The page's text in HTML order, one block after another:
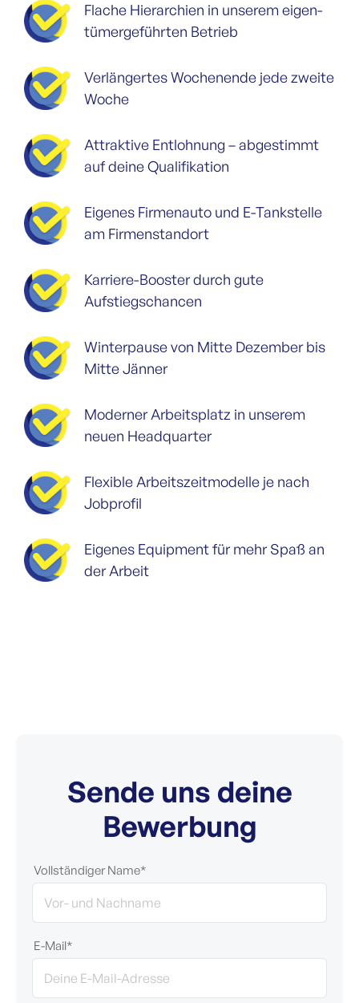
Flache Hierarchien in unserem eigen­
tümer­geführten Betrieb
Verlängertes Wochenende jede zweite
Woche
Attraktive Entlohnung – abgestimmt
auf deine Qualifikation
Eigenes Firmenauto und E-Tankstelle
am Firmenstandort
Karriere-Booster durch gute
Aufstiegschancen
Winterpause von Mitte Dezember bis
Mitte Jänner
Moderner Arbeitsplatz in unserem
neuen Headquarter
Flexible Arbeitszeitmodelle je nach
Jobprofil
Eigenes Equipment für mehr Spaß an
der Arbeit
Sende uns deine
Bewerbung
Vollständiger Name*
E-Mail*